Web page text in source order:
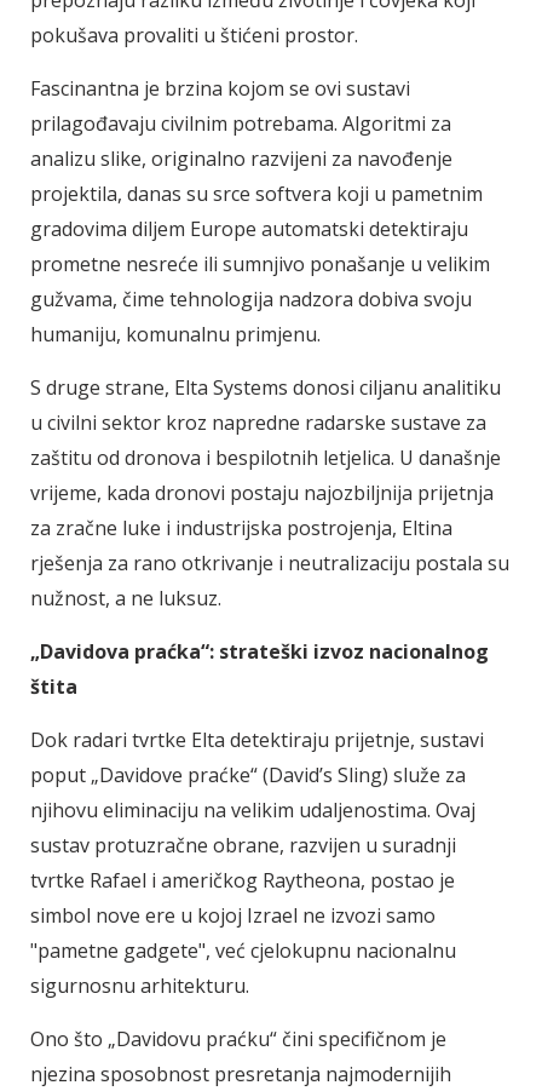
pokušava provaliti u štićeni prostor.
Fascinantna je brzina kojom se ovi sustavi
prilagođavaju civilnim potrebama. Algoritmi za
analizu slike, originalno razvijeni za navođenje
projektila, danas su srce softvera koji u pametnim
gradovima diljem Europe automatski detektiraju
prometne nesreće ili sumnjivo ponašanje u velikim
gužvama, čime tehnologija nadzora dobiva svoju
humaniju, komunalnu primjenu.
S druge strane, Elta Systems donosi ciljanu analitiku
u civilni sektor kroz napredne radarske sustave za
zaštitu od dronova i bespilotnih letjelica. U današnje
vrijeme, kada dronovi postaju najozbiljnija prijetnja
za zračne luke i industrijska postrojenja, Eltina
rješenja za rano otkrivanje i neutralizaciju postala su
nužnost, a ne luksuz.
„Davidova praćka“: strateški izvoz nacionalnog
štita
Dok radari tvrtke Elta detektiraju prijetnje, sustavi
poput „Davidove praćke“ (David’s Sling) služe za
njihovu eliminaciju na velikim udaljenostima. Ovaj
sustav protuzračne obrane, razvijen u suradnji
tvrtke Rafael i američkog Raytheona, postao je
simbol nove ere u kojoj Izrael ne izvozi samo
"pametne gadgete", već cjelokupnu nacionalnu
sigurnosnu arhitekturu.
Ono što „Davidovu praćku“ čini specifičnom je
njezina sposobnost presretanja najmodernijih